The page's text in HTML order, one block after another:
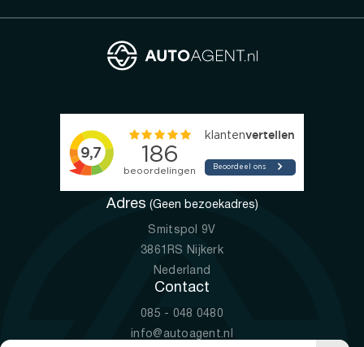
Adres (Geen bezoekadres)
Smitspol 9V
3861RS Nijkerk
Nederland
Contact
085 - 048 0480
info@autoagent.nl